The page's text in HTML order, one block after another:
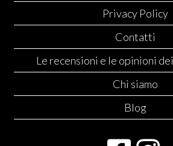
Privacy Policy
Contatti
Le recensioni e le opinioni
Chi siamo
Blog